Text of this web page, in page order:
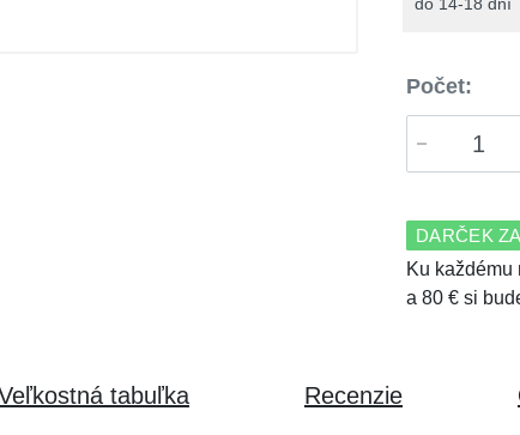
Počet:
DARČEK
Ku
a 80 € si
tabuľka Recenzie